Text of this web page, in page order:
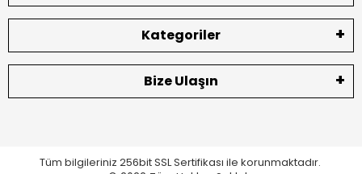
Kategoriler
Bize Ulaşın
Tüm bilgileriniz 256bit SSL Sertifikası ile korunmaktadır.